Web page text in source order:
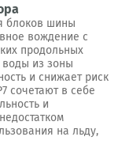
блоков шины
вождение с
продольных
из зоны
и снижает риск
сочетают в себе
и
на льду,